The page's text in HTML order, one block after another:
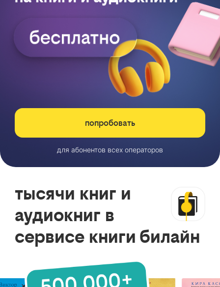
попробовать
для абонентов всех операторов
тысячи книг и
аудиокниг в
сервисе книги билайн